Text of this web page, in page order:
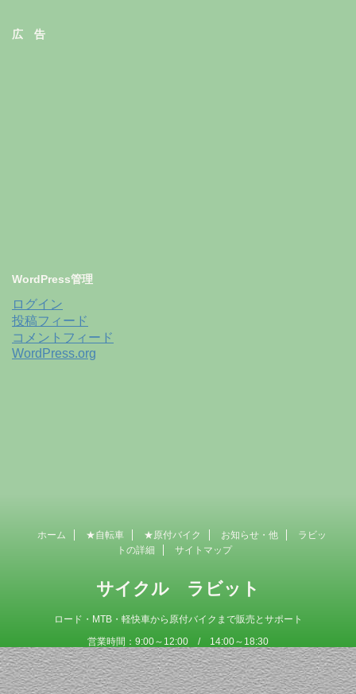
広 告
WordPress管理
ログイン
投稿フィード
コメントフィード
WordPress.org
ホーム ★自転車 ★原付バイク お知らせ・他
ラビッ
トの詳細
サイトマップ
サイクル ラビット
ロード・MTB・軽快車から原付バイクまで販売とサポート
営業時間：9:00～12:00 / 14:00～18:30
定 休 日 ：毎週木曜日
Copyright© サイクル ラビット , 2026 AllRights Reserved Powered by